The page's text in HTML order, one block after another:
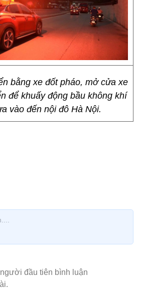
bằng xe đốt pháo, mở cửa xe
để khuấy động bầu không khí
vào đến nội đô Hà Nội.